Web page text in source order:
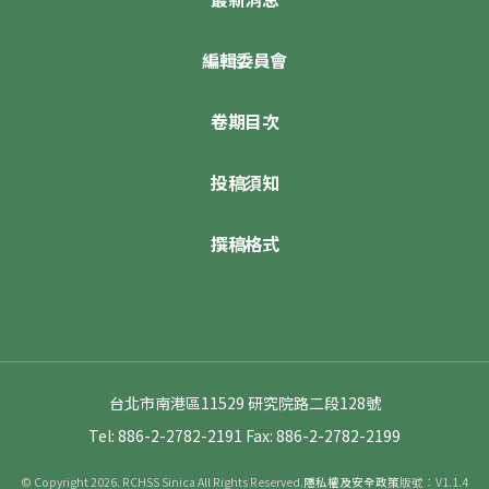
編輯委員會
卷期目次
投稿須知
撰稿格式
台北市南港區11529 研究院路二段128號
Tel: 886-2-2782-2191 Fax: 886-2-2782-2199
© Copyright 2026. RCHSS Sinica All Rights Reserved.隱私權及安全政策版號：V1.1.4